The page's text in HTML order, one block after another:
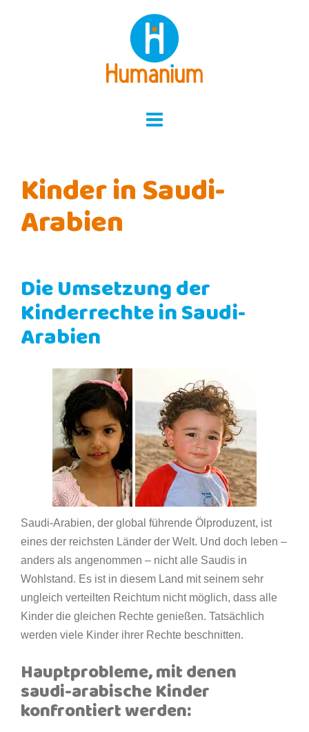
Kinder in Saudi-
Arabien
Die Umsetzung der
Kinderrechte in Saudi-
Arabien
Saudi-Arabien, der global führende Ölproduzent, ist
eines der reichsten Länder der Welt. Und doch leben –
anders als angenommen – nicht alle Saudis in
Wohlstand. Es ist in diesem Land mit seinem sehr
ungleich verteilten Reichtum nicht möglich, dass alle
Kinder die gleichen Rechte genießen. Tatsächlich
werden viele Kinder ihrer Rechte beschnitten.
Hauptprobleme, mit denen
saudi-arabische Kinder
konfrontiert werden: